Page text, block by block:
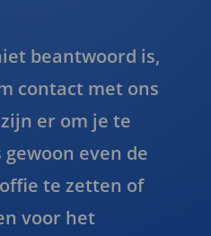
beantwoord is,
contact met ons
er om je te
even de
te zetten of
voor het